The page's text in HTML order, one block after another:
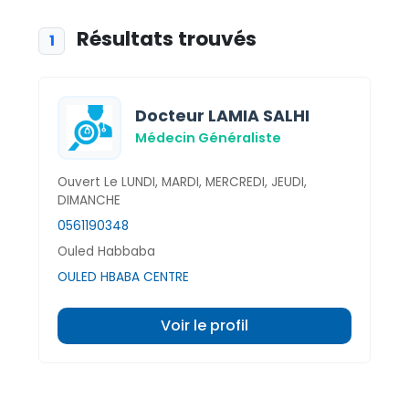
1 Résultats trouvés
Docteur LAMIA SALHI
Médecin Généraliste
Ouvert Le LUNDI, MARDI, MERCREDI, JEUDI,
DIMANCHE
0561190348
Ouled Habbaba
OULED HBABA CENTRE
Voir le profil